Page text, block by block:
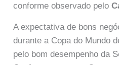
conforme observado pelo
A expectativa de bons
durante a Copa do Mundo
pelo bom desempenho da